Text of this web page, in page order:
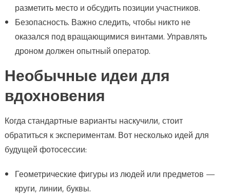
разметить место и обсудить позиции участников.
Безопасность. Важно следить, чтобы никто не
оказался под вращающимися винтами. Управлять
дроном должен опытный оператор.
Необычные идеи для
вдохновения
Когда стандартные варианты наскучили, стоит
обратиться к экспериментам. Вот несколько идей для
будущей фотосессии:
Геометрические фигуры из людей или предметов —
круги, линии, буквы.